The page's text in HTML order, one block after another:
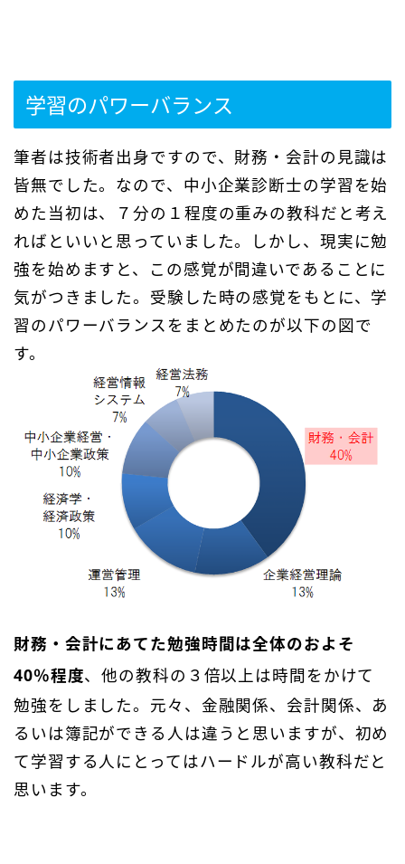
学習のパワーバランス
筆者は技術者出身ですので、財務・会計の見識は
皆無でした。なので、中小企業診断士の学習を始
めた当初は、７分の１程度の重みの教科だと考え
ればといいと思っていました。しかし、現実に勉
強を始めますと、この感覚が間違いであることに
気がつきました。受験した時の感覚をもとに、学
習のパワーバランスをまとめたのが以下の図で
す。
財務・会計にあてた勉強時間は全体のおよそ
40％程度、他の教科の３倍以上は時間をかけて
勉強をしました。元々、金融関係、会計関係、あ
るいは簿記ができる人は違うと思いますが、初め
て学習する人にとってはハードルが高い教科だと
思います。